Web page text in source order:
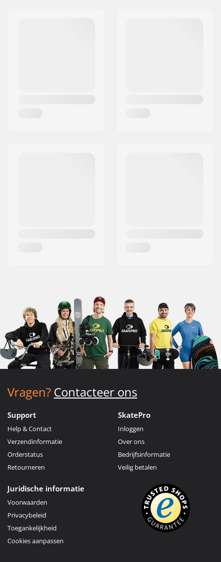
Vragen? Contacteer ons
Support
Help & Contact
Verzendinformatie
Orderstatus
Retourneren
SkatePro
Inloggen
Over ons
Bedrijfsinformatie
Veilig betalen
Juridische informatie
Voorwaarden
Privacybeleid
Toegankelijkheid
Cookies aanpassen